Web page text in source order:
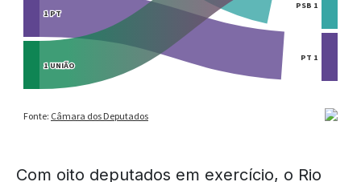
Com oito deputados em exercício, o Rio